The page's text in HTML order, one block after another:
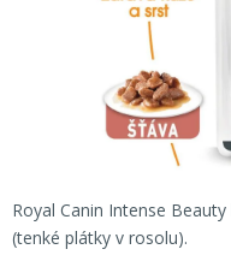
Royal Canin Intense
(tenké plátky v rosolu).